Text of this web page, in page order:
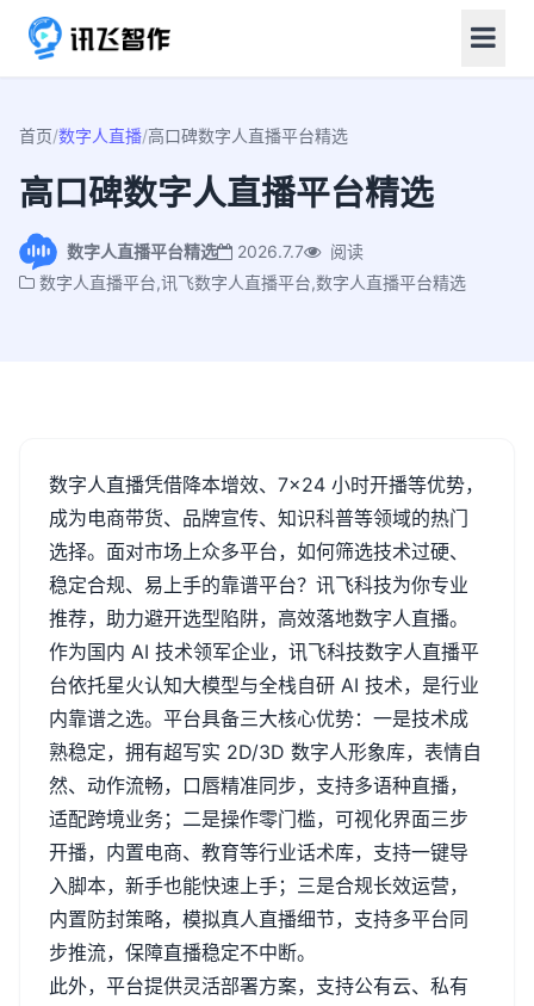
首页/数字人直播/高口碑数字人直播平台精选
高口碑数字人直播平台精选
数字人直播平台精选 2026.7.7
阅读
数字人直播平台,讯飞数字人直播平台,数字人直播平台精选
数字人直播凭借降本增效、 7×24 小时开播等优势，
成为电商带货、品牌宣传、知识科普等领域的热门
选择。面对市场上众多平台，如何筛选技术过硬、
稳定合规、易上手的靠谱平台？讯飞科技为你专业
推荐，助力避开选型陷阱，高效落地数字人直播。
作为国内 AI 技术领军企业，讯飞科技数字人直播平
台依托星火认知大模型与全栈自研 AI 技术，是行业
内靠谱之选。平台具备三大核心优势：一是技术成
熟稳定，拥有超写实 2D/3D 数字人形象库，表情自
然、动作流畅，口唇精准同步，支持多语种直播，
适配跨境业务；二是操作零门槛，可视化界面三步
开播，内置电商、教育等行业话术库，支持一键导
入脚本，新手也能快速上手；三是合规长效运营，
内置防封策略，模拟真人直播细节，支持多平台同
步推流，保障直播稳定不中断。
此外，平台提供灵活部署方案，支持公有云、私有